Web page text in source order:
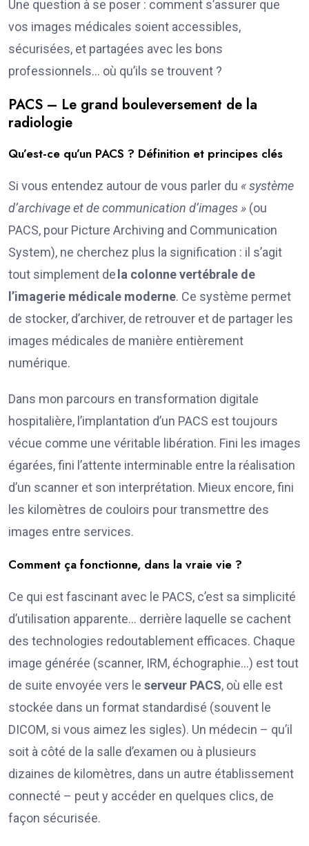
Une question à se poser : comment s’assurer que
vos images médicales soient accessibles,
sécurisées, et partagées avec les bons
professionnels… où qu’ils se trouvent ?
PACS – Le grand bouleversement de la
radiologie
Qu’est-ce qu’un PACS ? Définition et principes clés
Si vous entendez autour de vous parler du « système
d’archivage et de communication d’images » (ou
PACS, pour Picture Archiving and Communication
System), ne cherchez plus la signification : il s’agit
tout simplement de la colonne vertébrale de
l’imagerie médicale moderne. Ce système permet
de stocker, d’archiver, de retrouver et de partager les
images médicales de manière entièrement
numérique.
Dans mon parcours en transformation digitale
hospitalière, l’implantation d’un PACS est toujours
vécue comme une véritable libération. Fini les images
égarées, fini l’attente interminable entre la réalisation
d’un scanner et son interprétation. Mieux encore, fini
les kilomètres de couloirs pour transmettre des
images entre services.
Comment ça fonctionne, dans la vraie vie ?
Ce qui est fascinant avec le PACS, c’est sa simplicité
d’utilisation apparente… derrière laquelle se cachent
des technologies redoutablement efficaces. Chaque
image générée (scanner, IRM, échographie…) est tout
de suite envoyée vers le serveur PACS, où elle est
stockée dans un format standardisé (souvent le
DICOM, si vous aimez les sigles). Un médecin – qu’il
soit à côté de la salle d’examen ou à plusieurs
dizaines de kilomètres, dans un autre établissement
connecté – peut y accéder en quelques clics, de
façon sécurisée.